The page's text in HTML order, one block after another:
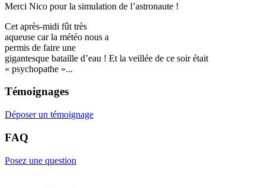
Merci Nico pour la simulation de l’astronaute !
Cet après-midi fût très
aqueuse car la météo nous a
permis de faire une
gigantesque bataille d’eau ! Et la veillée de ce soir était
« psychopathe »...
Témoignages
Déposer un témoignage
FAQ
Posez une question